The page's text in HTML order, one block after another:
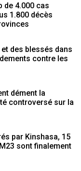
de 4.000 cas
1.800 décès
des blessés dans
contre les
dément la
controversé sur la
par Kinshasa, 15
sont finalement